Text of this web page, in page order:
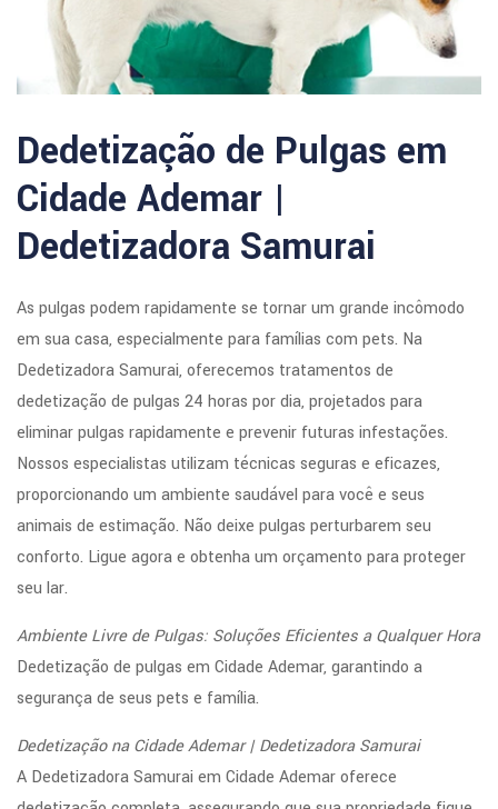
Dedetização de Pulgas em
Cidade Ademar |
Dedetizadora Samurai
As pulgas podem rapidamente se tornar um grande incômodo
em sua casa, especialmente para famílias com pets. Na
Dedetizadora Samurai, oferecemos tratamentos de
dedetização de pulgas 24 horas por dia, projetados para
eliminar pulgas rapidamente e prevenir futuras infestações.
Nossos especialistas utilizam técnicas seguras e eficazes,
proporcionando um ambiente saudável para você e seus
animais de estimação. Não deixe pulgas perturbarem seu
conforto. Ligue agora e obtenha um orçamento para proteger
seu lar.
Ambiente Livre de Pulgas: Soluções Eficientes a Qualquer Hora
Dedetização de pulgas em Cidade Ademar, garantindo a
segurança de seus pets e família.
Dedetização na Cidade Ademar | Dedetizadora Samurai
A Dedetizadora Samurai em Cidade Ademar oferece